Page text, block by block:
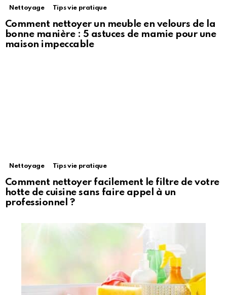
Nettoyage Tips vie pratique
Comment nettoyer un meuble en velours de la
bonne manière : 5 astuces de mamie pour une
maison impeccable
Nettoyage Tips vie pratique
Comment nettoyer facilement le filtre de votre
hotte de cuisine sans faire appel à un
professionnel ?